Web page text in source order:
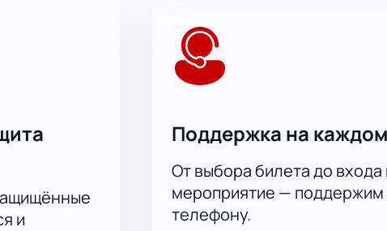
и
Поддержка на
От выбора билета до входа
мероприятие — поддержим
телефону.